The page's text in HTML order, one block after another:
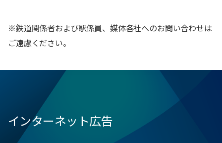
※鉄道関係者および駅係員、媒体各社へのお問い合わせは
ご遠慮ください。
インターネット広告